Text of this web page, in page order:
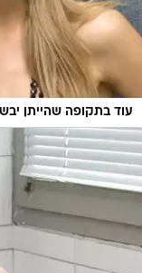
עוד בתקופה שהייתן